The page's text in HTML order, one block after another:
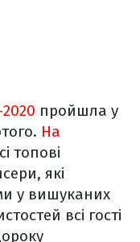
пройшла у
На
топові
які
у вишуканих
всі гості